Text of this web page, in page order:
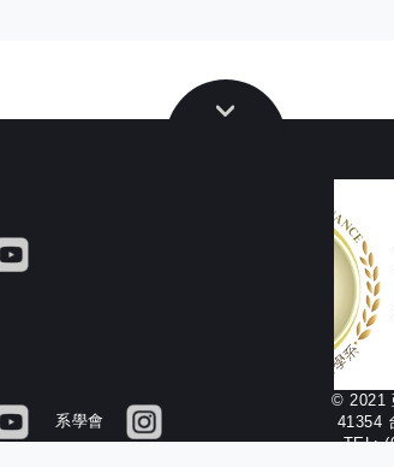
© 2021
41354
TEL:
系學會